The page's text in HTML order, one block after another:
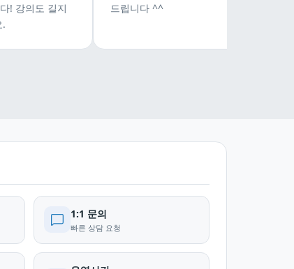
! 강의도 길지
.
드립니다 ^^
1:1 문의
빠른 상담 요청